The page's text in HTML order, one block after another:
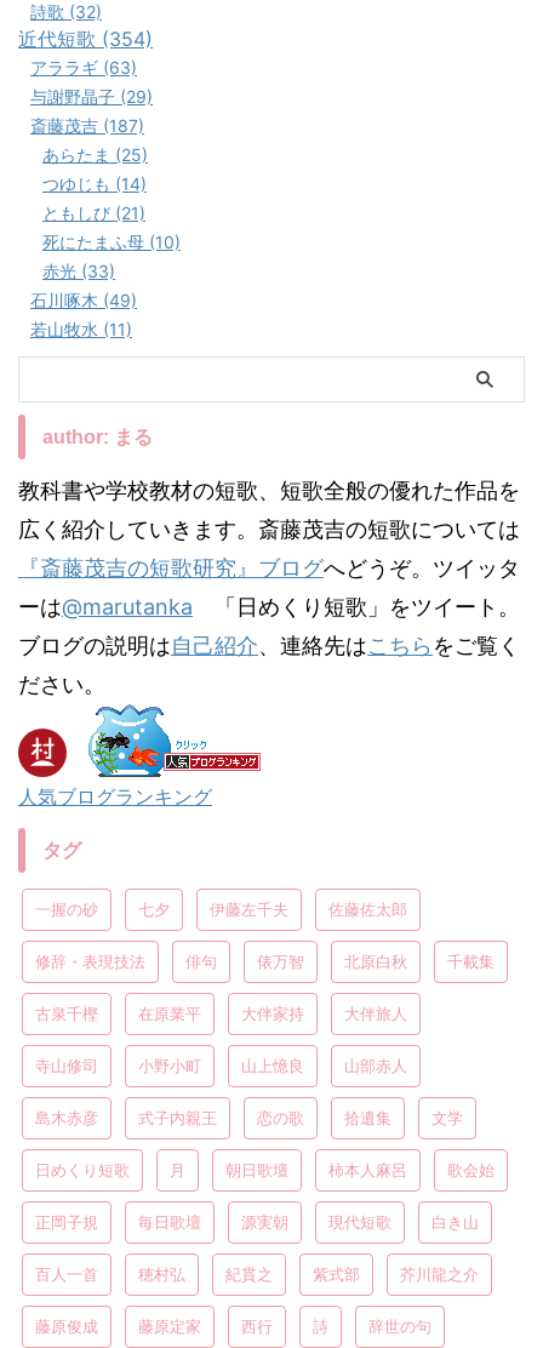
詩歌 (32)
近代短歌 (354)
アララギ (63)
与謝野晶子 (29)
斎藤茂吉 (187)
あらたま (25)
つゆじも (14)
ともしび (21)
死にたまふ母 (10)
赤光 (33)
石川啄木 (49)
若山牧水 (11)
author: まる
教科書や学校教材の短歌、短歌全般の優れた作品を
広く紹介していきます。斎藤茂吉の短歌については
『斎藤茂吉の短歌研究』ブログへどうぞ。ツイッタ
ーは@marutanka 「日めくり短歌」をツイート。
ブログの説明は自己紹介、連絡先はこちら をご覧く
ださい。
人気ブログランキング
タグ
一握の砂 七夕 伊藤左千夫 佐藤佐太郎
修辞・表現技法 俳句 俵万智 北原白秋 千載集
古泉千樫 在原業平 大伴家持 大伴旅人
寺山修司 小野小町 山上憶良 山部赤人
島木赤彦 式子内親王 恋の歌 拾遺集 文学
日めくり短歌 月 朝日歌壇 柿本人麻呂 歌会始
正岡子規 毎日歌壇 源実朝 現代短歌 白き山
百人一首 穂村弘 紀貫之 紫式部 芥川龍之介
藤原俊成 藤原定家 西行 詩 辞世の句